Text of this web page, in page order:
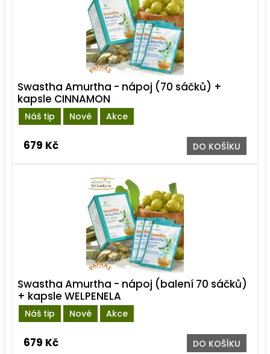
Náš tip Nové Akce
Swastha Amurtha - nápoj (70 sáčků) +
kapsle CINNAMON
679 Kč DO KOŠÍKU
Náš tip Nové Akce
Swastha Amurtha - nápoj (balení 70 sáčků)
+ kapsle WELPENELA
679 Kč DO KOŠÍKU